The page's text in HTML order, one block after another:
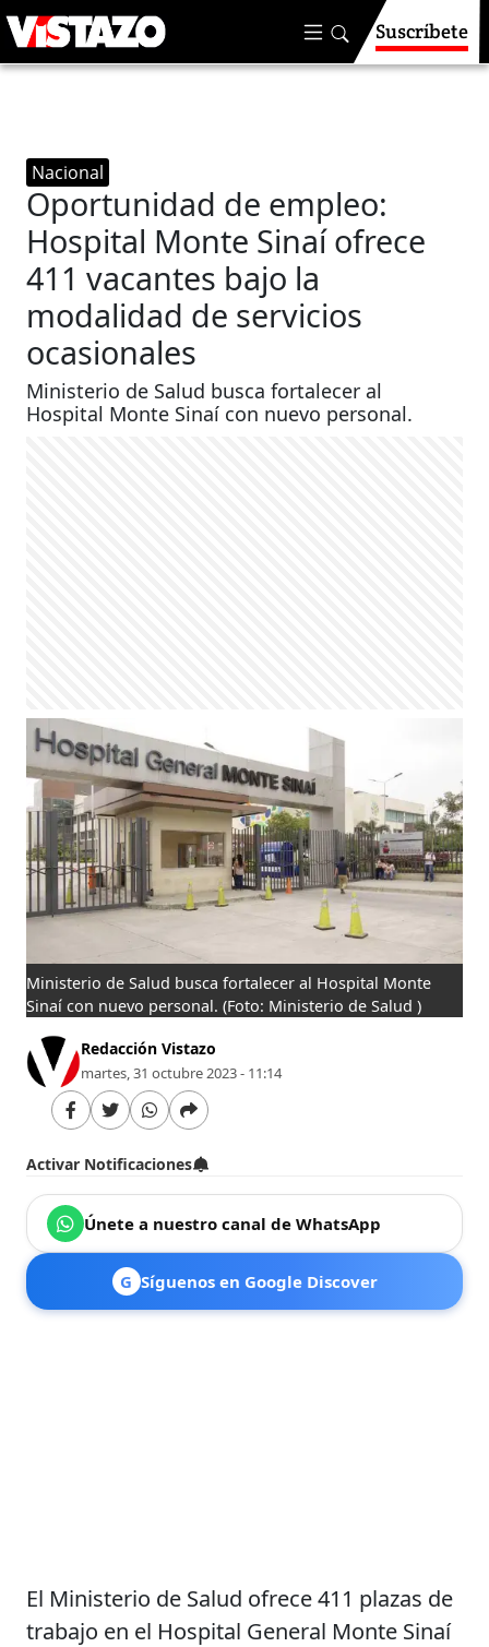
Suscríbete
Nacional
Oportunidad de empleo:
Hospital Monte Sinaí ofrece
411 vacantes bajo la
modalidad de servicios
ocasionales
Ministerio de Salud busca fortalecer al
Hospital Monte Sinaí con nuevo personal.
Ministerio de Salud busca fortalecer al Hospital Monte
Sinaí con nuevo personal.(Foto: Ministerio de Salud )
Redacción Vistazo
martes, 31 octubre 2023 - 11:14
Activar Notificaciones
Únete a nuestro canal de WhatsApp
G Síguenos en Google Discover
El Ministerio de Salud ofrece 411 plazas de
trabajo en el Hospital General Monte Sinaí